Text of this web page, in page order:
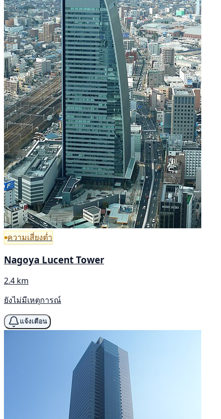
ความเสี่ยงต่ำ
Nagoya Lucent Tower
2.4 km
ยังไม่มีเหตุการณ์
แจ้งเตือน